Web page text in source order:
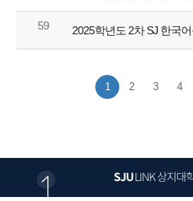
59 2025학년도 2차 SJ 한국
1 2 3 4
SJULINK상지대